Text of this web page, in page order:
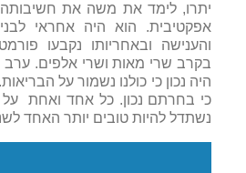
יתרו, לימד את משה את
אפקטיבית. הוא היה אחראי
והענישה ובאחריותו נקבעו
בקרב שרי מאות ושרי אלפים.
היה נכון כי כולנו נשמור על
כי בחרתם נכון. כל אחד ואחת על
נשתדל להיות טובים יותר האחד